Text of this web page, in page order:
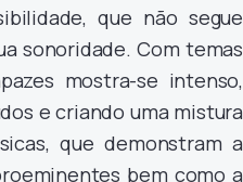
que não segue
sonoridade. Com temas
mostra-se intenso,
e criando uma mistura
que demonstram a
bem como a